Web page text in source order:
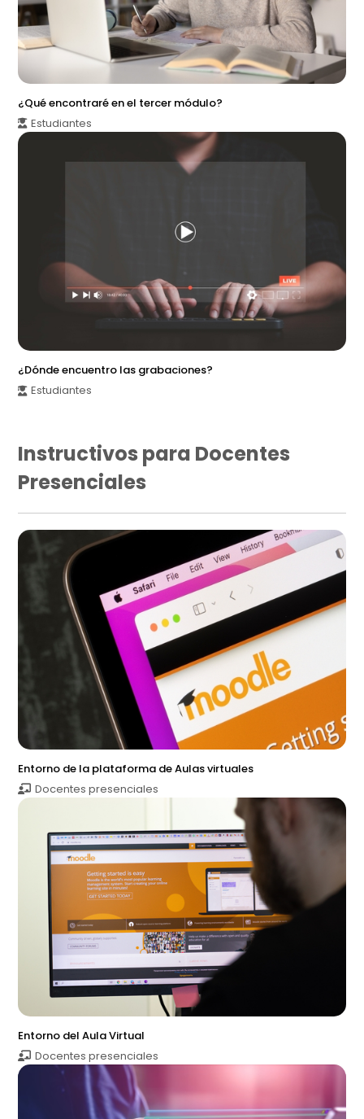
¿Qué encontraré en el tercer módulo?
Estudiantes
¿Dónde encuentro las grabaciones?
Estudiantes
Instructivos para Docentes
Presenciales
Entorno de la plataforma de Aulas virtuales
Docentes presenciales
Entorno del Aula Virtual
Docentes presenciales